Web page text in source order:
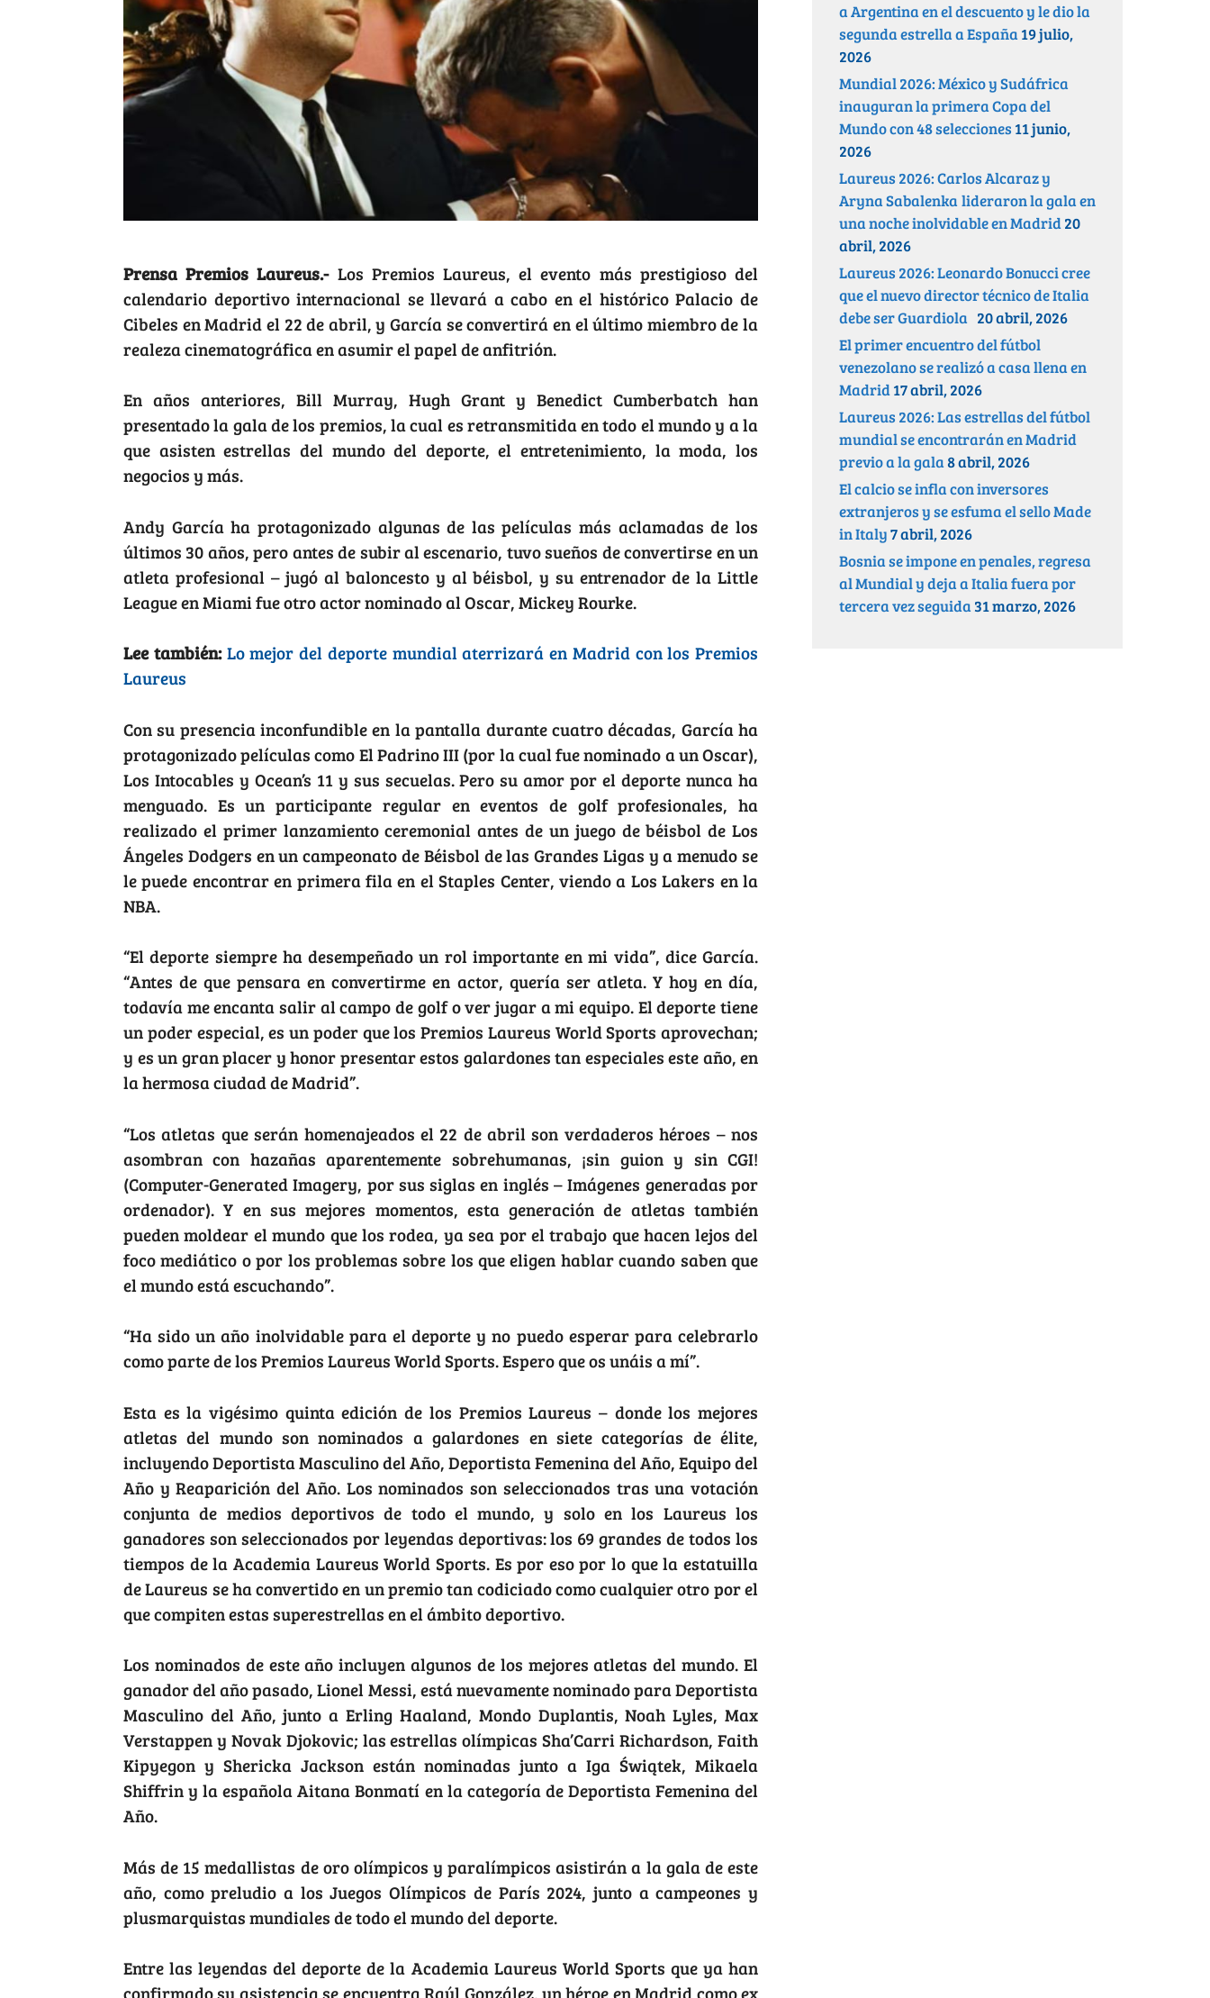
Prensa Premios Laureus.-Los Premios Laureus, el evento más prestigioso del
calendario deportivo internacional se llevará a cabo en el histórico Palacio de
Cibeles en Madrid el 22 de abril, y García se convertirá en el último miembro de la
realeza cinematográfica en asumir el papel de anfitrión.
En años anteriores, Bill Murray, Hugh Grant y Benedict Cumberbatch han
presentado la gala de los premios, la cual es retransmitida en todo el mundo y a la
que asisten estrellas del mundo del deporte, el entretenimiento, la moda, los
negocios y más.
Andy García ha protagonizado algunas de las películas más aclamadas de los
últimos 30 años, pero antes de subir al escenario, tuvo sueños de convertirse en un
atleta profesional – jugó al baloncesto y al béisbol, y su entrenador de la Little
League en Miami fue otro actor nominado al Oscar, Mickey Rourke.
Lee también: Lo mejor del deporte mundial aterrizará en Madrid con los Premios
Laureus
Con su presencia inconfundible en la pantalla durante cuatro décadas, García ha
protagonizado películas como El Padrino III (por la cual fue nominado a un Oscar),
Los Intocables y Ocean’s 11 y sus secuelas. Pero su amor por el deporte nunca ha
menguado. Es un participante regular en eventos de golf profesionales, ha
realizado el primer lanzamiento ceremonial antes de un juego de béisbol de Los
Ángeles Dodgers en un campeonato de Béisbol de las Grandes Ligas y a menudo se
le puede encontrar en primera fila en el Staples Center, viendo a Los Lakers en la
NBA.
“El deporte siempre ha desempeñado un rol importante en mi vida”, dice García.
“Antes de que pensara en convertirme en actor, quería ser atleta. Y hoy en día,
todavía me encanta salir al campo de golf o ver jugar a mi equipo. El deporte tiene
un poder especial, es un poder que los Premios Laureus World Sports aprovechan;
y es un gran placer y honor presentar estos galardones tan especiales este año, en
la hermosa ciudad de Madrid”.
“Los atletas que serán homenajeados el 22 de abril son verdaderos héroes – nos
asombran con hazañas aparentemente sobrehumanas, ¡sin guion y sin CGI!
(Computer-Generated Imagery, por sus siglas en inglés – Imágenes generadas por
ordenador). Y en sus mejores momentos, esta generación de atletas también
pueden moldear el mundo que los rodea, ya sea por el trabajo que hacen lejos del
foco mediático o por los problemas sobre los que eligen hablar cuando saben que
el mundo está escuchando”.
“Ha sido un año inolvidable para el deporte y no puedo esperar para celebrarlo
como parte de los Premios Laureus World Sports. Espero que os unáis a mí”.
Esta es la vigésimo quinta edición de los Premios Laureus – donde los mejores
atletas del mundo son nominados a galardones en siete categorías de élite,
incluyendo Deportista Masculino del Año, Deportista Femenina del Año, Equipo del
Año y Reaparición del Año. Los nominados son seleccionados tras una votación
conjunta de medios deportivos de todo el mundo, y solo en los Laureus los
ganadores son seleccionados por leyendas deportivas: los 69 grandes de todos los
tiempos de la Academia Laureus World Sports. Es por eso por lo que la estatuilla
de Laureus se ha convertido en un premio tan codiciado como cualquier otro por el
que compiten estas superestrellas en el ámbito deportivo.
Los nominados de este año incluyen algunos de los mejores atletas del mundo. El
ganador del año pasado, Lionel Messi, está nuevamente nominado para Deportista
Masculino del Año, junto a Erling Haaland, Mondo Duplantis, Noah Lyles, Max
Verstappen y Novak Djokovic; las estrellas olímpicas Sha’Carri Richardson, Faith
Kipyegon y Shericka Jackson están nominadas junto a Iga Świątek, Mikaela
Shiffrin y la española Aitana Bonmatí en la categoría de Deportista Femenina del
Año.
Más de 15 medallistas de oro olímpicos y paralímpicos asistirán a la gala de este
año, como preludio a los Juegos Olímpicos de París 2024, junto a campeones y
plusmarquistas mundiales de todo el mundo del deporte.
Entre las leyendas del deporte de la Academia Laureus World Sports que ya han
confirmado su asistencia se encuentra Raúl González, un héroe en Madrid como ex
a Argentina en el descuento y le dio la
segunda estrella a España19 julio,
2026
Mundial 2026: México y Sudáfrica
inauguran la primera Copa del
Mundo con 48 selecciones 11 junio,
2026
Laureus 2026: Carlos Alcaraz y
Aryna Sabalenka lideraron la gala en
una noche inolvidable en Madrid20
abril, 2026
Laureus 2026: Leonardo Bonucci cree
que el nuevo director técnico de Italia
debe ser Guardiola 20 abril, 2026
El primer encuentro del fútbol
venezolano se realizó a casa llena en
Madrid17 abril, 2026
Laureus 2026: Las estrellas del fútbol
mundial se encontrarán en Madrid
previo a la gala8 abril, 2026
El calcio se infla con inversores
extranjeros y se esfuma el sello Made
in Italy7 abril, 2026
Bosnia se impone en penales, regresa
al Mundial y deja a Italia fuera por
tercera vez seguida31 marzo, 2026